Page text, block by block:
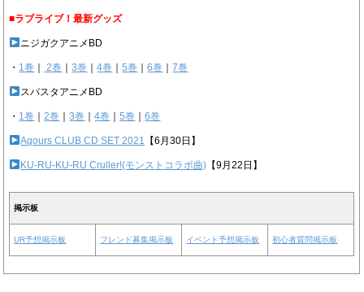
■ラブライブ！最新グッズ
ニジガクアニメBD
・ 1巻 2巻 ｜3巻 ｜4巻 ｜5巻 ｜6巻 ｜7巻
スパスタアニメBD
・ 1巻 ｜2巻 ｜3巻 ｜4巻 ｜5巻 ｜6巻
Aqours CLUB CD SET 2021 【6月30日】
KU-RU-KU-RU Cruller!(モンストコラボ曲) 【9月22日】
掲示板
UR予想掲示板 フレンド募集掲示板 イベント予想掲示板 初心者質問掲示板